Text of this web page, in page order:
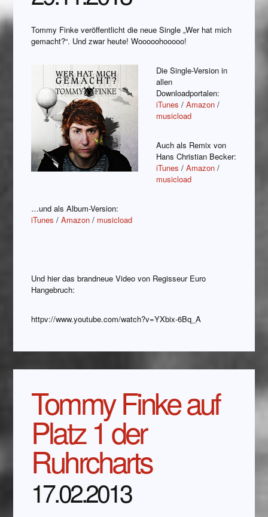
Tommy Finke veröffentlicht die neue Single „Wer hat mich
gemacht?“. Und zwar heute! Wooooohooooo!
Die Single-Version in
allen
Downloadportalen:
iTunes /Amazon /
musicload
Auch als Remix von
Hans Christian Becker:
iTunes /Amazon /
musicload
…und als Album-Version:
iTunes /Amazon / musicload
Und hier das brandneue Video von Regisseur Euro
Hangebruch:
httpv://www.youtube.com/watch?v=YXbix-6Bq_A
Tommy Finke auf
Platz 1 der
Ruhrcharts
17.02.2013